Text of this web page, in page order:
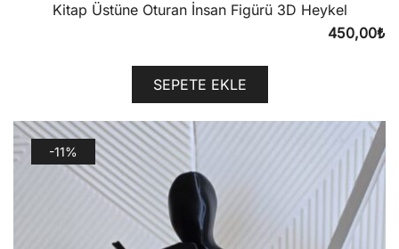
Kitap Üstüne Oturan İnsan Figürü 3D Heykel
450,00₺
SEPETE EKLE
-11%